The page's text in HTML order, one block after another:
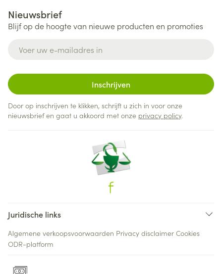
Nieuwsbrief
Blijf op de hoogte van nieuwe producten en promoties
Inschrijven
Door op inschrijven te klikken, schrijft u zich in voor onze
nieuwsbrief en gaat u akkoord met onze privacy policy.
Juridische links
Algemene verkoopsvoorwaarden Privacy disclaimer Cookies
ODR-platform